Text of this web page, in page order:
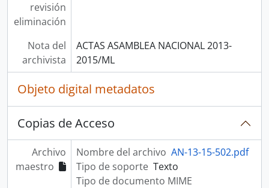
revisión
eliminación
Nota del
archivista
ACTAS ASAMBLEA NACIONAL 2013-
2015/ML
Objeto digital metadatos
Copias de Acceso
Archivo
maestro
Nombre del archivo AN-13-15-502.pdf
Tipo de soporte Texto
Tipo de documento MIME